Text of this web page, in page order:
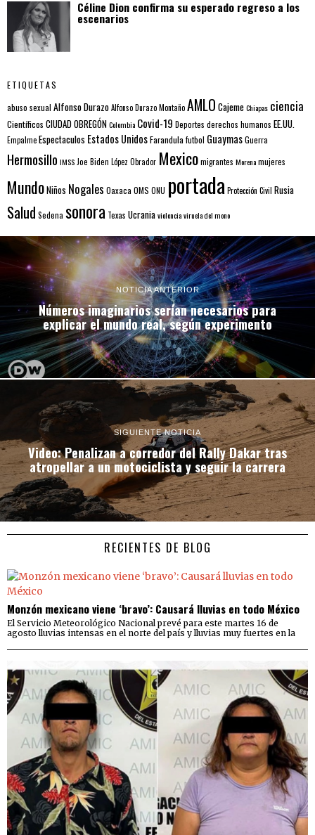
Céline Dion confirma su esperado regreso a los
escenarios
ETIQUETAS
abuso sexual Alfonso DurazoAlfonso Durazo MontañoAMLO CajemeChiapas ciencia
Científicos CIUDAD OBREGÓNColombia Covid-19 Deportes derechos humanos EE.UU.
EmpalmeEspectaculos Estados UnidosFarandulafutbol GuaymasGuerra
Hermosillo IMSSJoe Biden López Obrador Mexicomigrantes Morenamujeres
MundoNiños Nogales Oaxaca OMS ONU portada Protección Civil Rusia
Salud Sedena sonora Texas Ucraniaviolenciaviruela del mono
NOTICIA ANTERIOR
Números imaginarios serían necesarios para
explicar el mundo real, según experimento
SIGUIENTE NOTICIA
Video: Penalizan a corredor del Rally Dakar tras
atropellar a un motociclista y seguir la carrera
RECIENTES DE BLOG
Monzón mexicano viene ‘bravo’: Causará lluvias en todo México
El Servicio Meteorológico Nacional prevé para este martes 16 de
agosto lluvias intensas en el norte del país y lluvias muy fuertes en la